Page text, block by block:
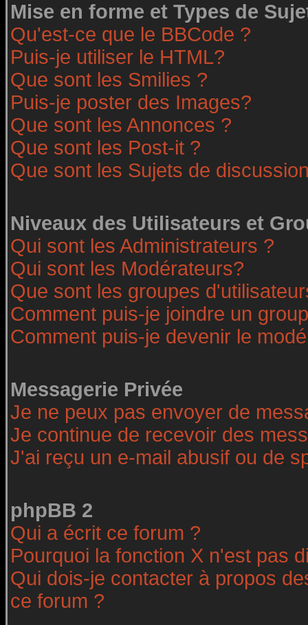
Mise en forme et Types de
Qu'est-ce que le BBCode ?
Puis-je utiliser le HTML?
Que sont les Smilies ?
Puis-je poster des Images?
Que sont les Annonces ?
Que sont les Post-it ?
Que sont les Sujets de
Niveaux des Utilisateurs et
Qui sont les Administrateurs ?
Qui sont les Modérateurs?
Que sont les groupes
Comment puis-je joindre un
Comment puis-je devenir le
Messagerie Privée
Je ne peux pas envoyer de
Je continue de recevoir des
J'ai reçu un e-mail abusif ou de
phpBB 2
Qui a écrit ce forum ?
Pourquoi la fonction X n'est pas
Qui dois-je contacter à propos
ce forum ?